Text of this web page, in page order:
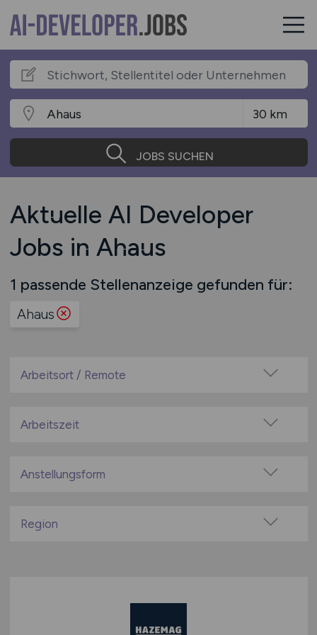
JOBS SUCHEN
Aktuelle AI Developer
Jobs in Ahaus
1 passende Stellenanzeige gefunden für:
Ahaus
Arbeitsort / Remote
Home-Office möglich / Hybrid
Remote aus dem Ausland möglich
Arbeitszeit
Teilzeit
Anstellungsform
befristete Anstellung
Arbeitnehmerüberlassung
geringfügige Beschäftigung / Minijob
Region